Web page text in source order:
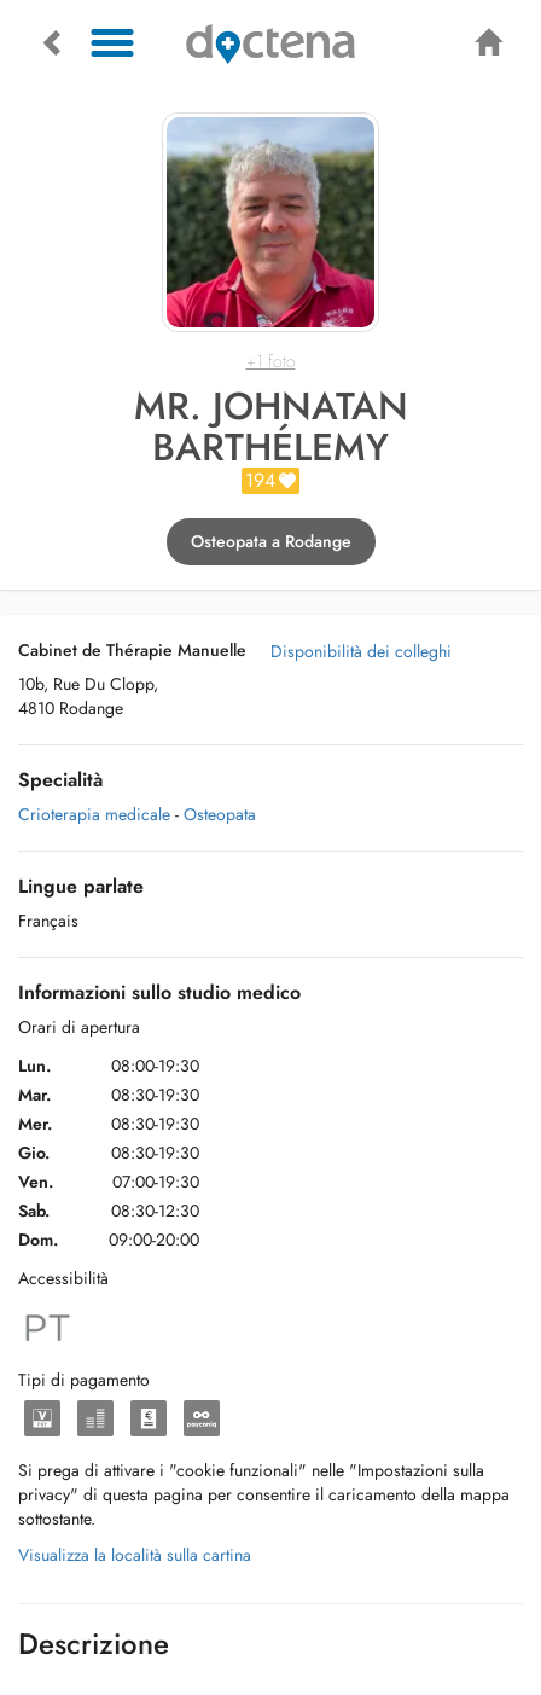
+1 foto
MR. JOHNATAN
BARTHÉLEMY
194
Osteopata a Rodange
Cabinet de Thérapie Manuelle
10b, Rue Du Clopp,
4810 Rodange
Disponibilità dei colleghi
Specialità
Crioterapia medicale - Osteopata
Lingue parlate
Français
Informazioni sullo studio medico
Orari di apertura
Lun.
08:00-19:30
Mar.
08:30-19:30
Mer.
08:30-19:30
Gio.
08:30-19:30
Ven.
07:00-19:30
Sab.
08:30-12:30
Dom.
09:00-20:00
Accessibilità
Tipi di pagamento
Si prega di attivare i "cookie funzionali" nelle "Impostazioni sulla
privacy" di questa pagina per consentire il caricamento della mappa
sottostante.
Visualizza la località sulla cartina
Descrizione